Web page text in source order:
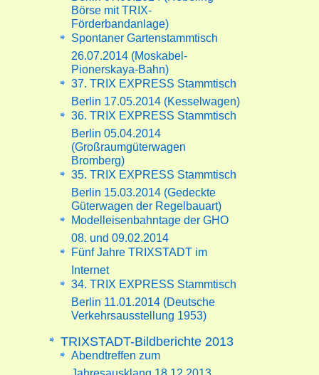
Börse mit TRIX-
Förderbandanlage)
Spontaner Gartenstammtisch
26.07.2014 (Moskabel-
Pionerskaya-Bahn)
37. TRIX EXPRESS Stammtisch
Berlin 17.05.2014 (Kesselwagen)
36. TRIX EXPRESS Stammtisch
Berlin 05.04.2014
(Großraumgüterwagen
Bromberg)
35. TRIX EXPRESS Stammtisch
Berlin 15.03.2014 (Gedeckte
Güterwagen der Regelbauart)
Modelleisenbahntage der GHO
08. und 09.02.2014
Fünf Jahre TRIXSTADT im
Internet
34. TRIX EXPRESS Stammtisch
Berlin 11.01.2014 (Deutsche
Verkehrsausstellung 1953)
TRIXSTADT-Bildberichte 2013
Abendtreffen zum
Jahresausklang 18.12.2013